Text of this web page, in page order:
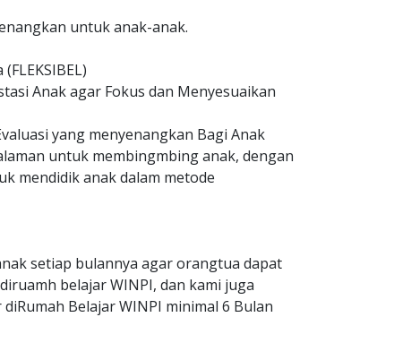
untuk anak-anak.
Anak agar Fokus dan Menyesuaikan
yang menyenangkan Bagi Anak
untuk membingmbing anak, dengan
mendidik anak dalam metode
setiap bulannya agar orangtua dapat
belajar WINPI, dan kami juga
Belajar WINPI minimal 6 Bulan